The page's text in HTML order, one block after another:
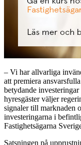
– Vi har allvarliga
att premiera
betydande
hyresgäster väljer
signaler till marknaden
investeringarna i
Fastighetsägarna
Satsningen på